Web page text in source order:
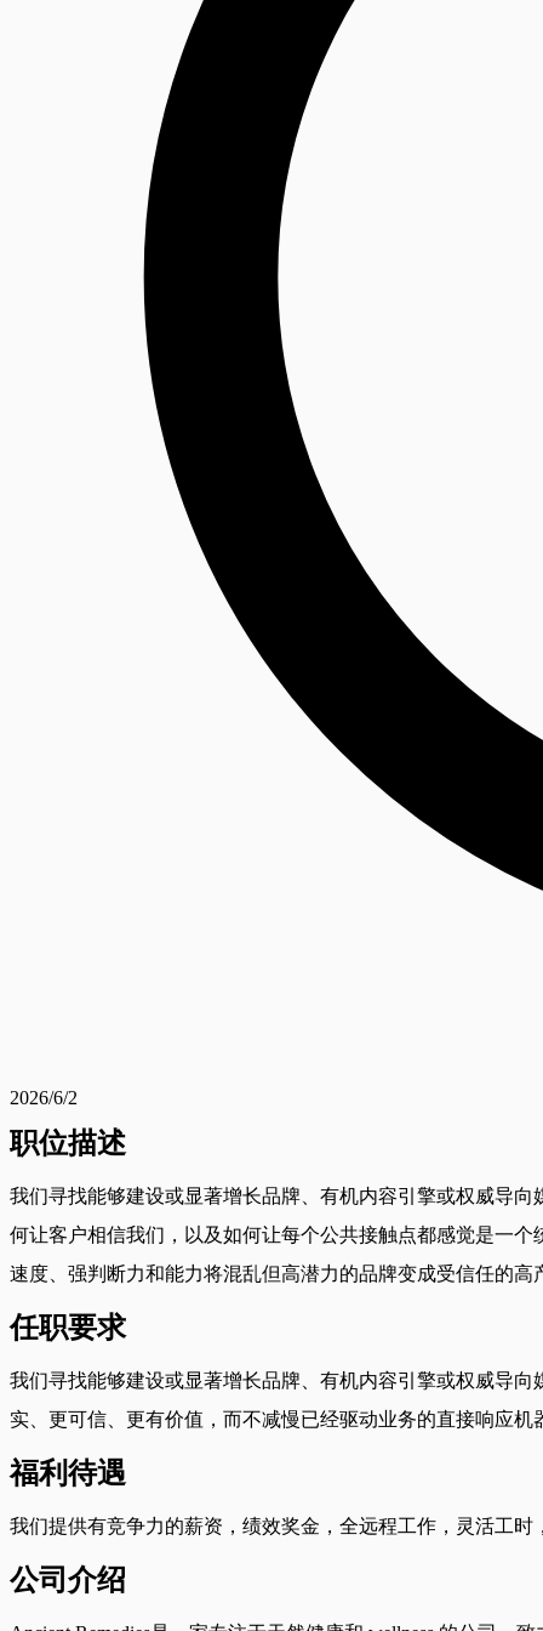
2026/6/2
职位描述
我们寻找能够建设或显著增长品牌、有机内容引擎或权威导
何让客户相信我们，以及如何让每个公共接触点都感觉是一
速度、强判断力和能力将混乱但高潜力的品牌变成受信任的高
任职要求
我们寻找能够建设或显著增长品牌、有机内容引擎或权威导
实、更可信、更有价值，而不减慢已经驱动业务的直接响应机
福利待遇
我们提供有竞争力的薪资，绩效奖金，全远程工作，灵活工
公司介绍